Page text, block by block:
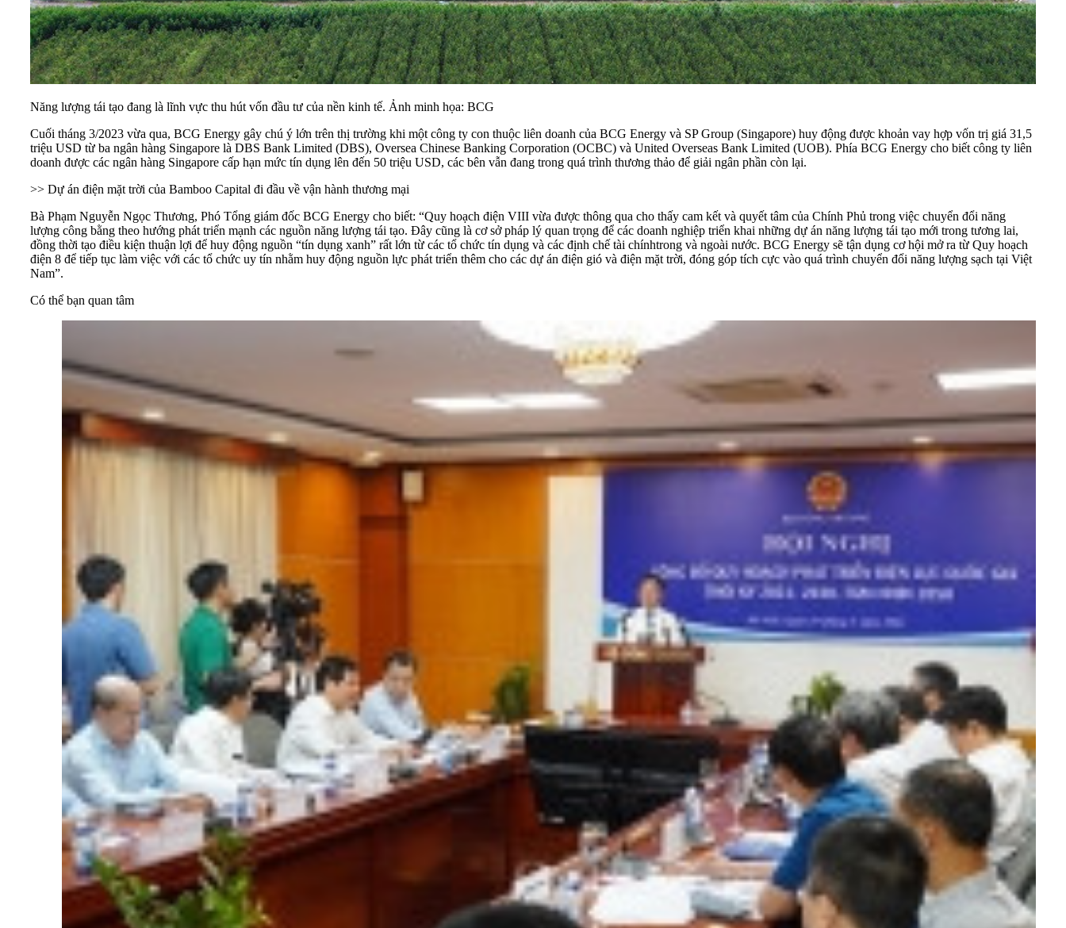
Năng lượng tái tạo đang là lĩnh vực thu hút vốn đầu tư của nền kinh tế. Ảnh minh họa: BCG
Cuối tháng 3/2023 vừa qua, BCG Energy gây chú ý lớn trên thị trường khi một công ty con thuộc liên doanh của BCG Energy và SP Group (Singapore) huy động được khoản vay hợp vốn trị giá 31,5
triệu USD từ ba ngân hàng Singapore là DBS Bank Limited (DBS), Oversea Chinese Banking Corporation (OCBC) và United Overseas Bank Limited (UOB). Phía BCG Energy cho biết công ty liên
doanh được các ngân hàng Singapore cấp hạn mức tín dụng lên đến 50 triệu USD, các bên vẫn đang trong quá trình thương thảo để giải ngân phần còn lại.
>> Dự án điện mặt trời của Bamboo Capital đi đầu về vận hành thương mại
Bà Phạm Nguyễn Ngọc Thương, Phó Tổng giám đốc BCG Energy cho biết: “Quy hoạch điện VIII vừa được thông qua cho thấy cam kết và quyết tâm của Chính Phủ trong việc chuyển đổi năng
lượng công bằng theo hướng phát triển mạnh các nguồn năng lượng tái tạo. Đây cũng là cơ sở pháp lý quan trọng để các doanh nghiệp triển khai những dự án năng lượng tái tạo mới trong tương lai,
đồng thời tạo điều kiện thuận lợi để huy động nguồn “tín dụng xanh” rất lớn từ các tổ chức tín dụng và các định chế tài chínhtrong và ngoài nước. BCG Energy sẽ tận dụng cơ hội mở ra từ Quy hoạch
điện 8 để tiếp tục làm việc với các tổ chức uy tín nhằm huy động nguồn lực phát triển thêm cho các dự án điện gió và điện mặt trời, đóng góp tích cực vào quá trình chuyển đổi năng lượng sạch tại Việt
Nam”.
Có thể bạn quan tâm